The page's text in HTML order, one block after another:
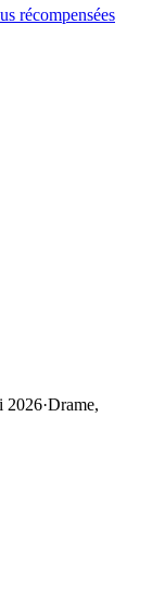
récompensées
2026·Drame,